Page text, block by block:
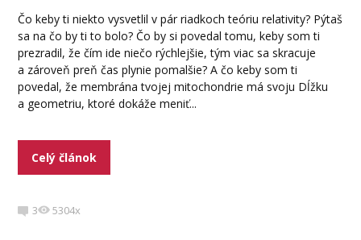
Čo keby ti niekto vysvetlil v pár riadkoch teóriu relativity? Pýtaš
sa na čo by ti to bolo? Čo by si povedal tomu, keby som ti
prezradil, že čím ide niečo rýchlejšie, tým viac sa skracuje
a zároveň preň čas plynie pomalšie? A čo keby som ti
povedal, že membrána tvojej mitochondrie má svoju Dĺžku
a geometriu, ktoré dokáže meniť...
Celý článok
3 5304x